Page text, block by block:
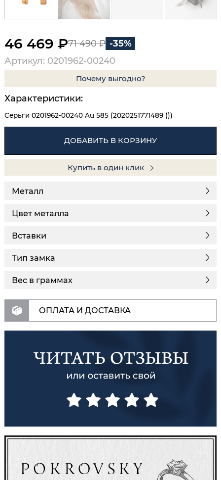
46 469 ₽71 490 ₽ -35%
Артикул: 0201962-00240
Почему выгодно?
Характеристики:
Серьги 0201962-00240 Au 585 (2020251771489 ())
ДОБАВИТЬ В КОРЗИНУ
Купить в один клик
Металл
Цвет металла
Вставки
Тип замка
Вес в граммах
ОПЛАТА И ДОСТАВКА